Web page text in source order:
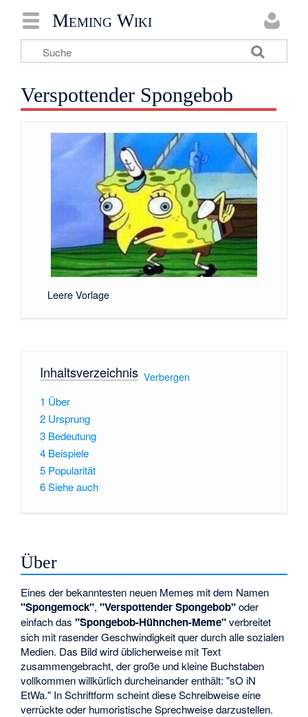
Meming Wiki
Verspottender Spongebob
Leere Vorlage
Inhaltsverzeichnis[ Verbergen
1 Über
2 Ursprung
3 Bedeutung
4 Beispiele
5 Popularität
6Siehe auch
Über
Eines der bekanntesten neuen Memes mit dem Namen
"Spongemock","Verspottender Spongebob"oder
einfach das"Spongebob-Hühnchen-Meme"verbreitet
sich mit rasender Geschwindigkeit quer durch alle sozialen
Medien. Das Bild wird üblicherweise mit Text
zusammengebracht, der große und kleine Buchstaben
vollkommen willkürlich durcheinander enthält: "sO iN
EtWa." In Schriftform scheint diese Schreibweise eine
verrückte oder humoristische Sprechweise darzustellen.